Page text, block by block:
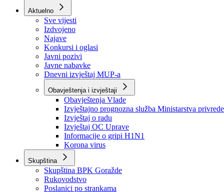
Aktuelno
Sve vijesti
Izdvojeno
Najave
Konkursi i oglasi
Javni pozivi
Javne nabavke
Dnevni izvještaj MUP-a
Obavještenja i izvještaji
Obavještenja Vlade
Izvještajno prognozna služba Ministarstva privrede
Izvještaj o radu
Izvještaj OC Uprave
Informacije o gripi H1N1
Korona virus
Skupština